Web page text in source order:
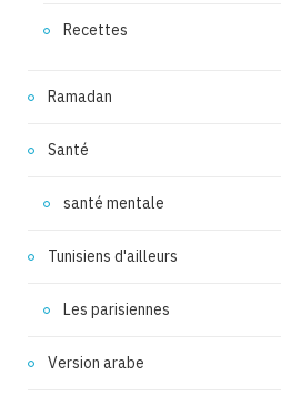
Recettes
Ramadan
Santé
santé mentale
Tunisiens d'ailleurs
Les parisiennes
Version arabe